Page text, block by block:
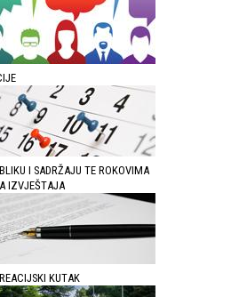
I SADRŽAJU TE ROKOVIMA
IZVJEŠTAJA
KUTAK